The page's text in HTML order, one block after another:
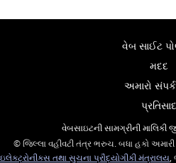
વેબ સાઈટ
મદદ
અમારો
પ્રતિસાદ
વેબસાઇટની સામગ્રીની માલિકી
© જિલ્લા વહીવટી તંત્ર ભરુચ. બધા હકો અમારી
ઇલેક્ટ્રોનીક્સ તથા સુચના પ્રૌદ્યોગીકી મંત્રાલય,